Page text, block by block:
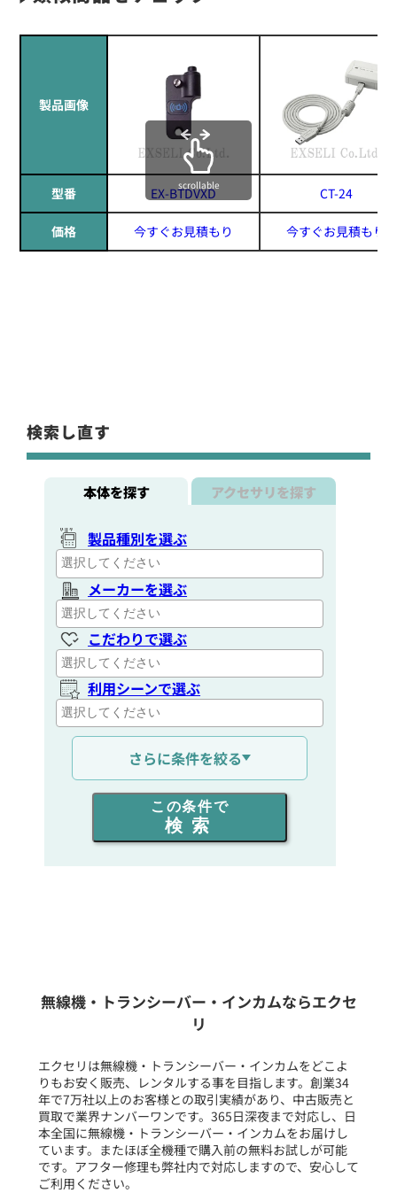
製品画像
型番 EX-BTDVXD CT-24
価格 今すぐお見積もり 今すぐお見積もり
scrollable
検索し直す
本体を探す アクセサリを探す
製品種別を選ぶ
メーカーを選ぶ
こだわりで選ぶ
利用シーンで選ぶ
通信距離を選ぶ
出力を選ぶ
同時通話人数を選ぶ
フリーワード入力(製品名等)
選択条件をリセット
さらに条件を絞る
この条件で
検索
無線機・トランシーバー・インカムならエクセ
リ
エクセリは無線機・トランシーバー・インカムをどこよ
りもお安く販売、レンタルする事を目指します。創業34
年で7万社以上のお客様との取引実績があり、中古販売と
買取で業界ナンバーワンです。365日深夜まで対応し、日
本全国に無線機・トランシーバー・インカムをお届けし
ています。またほぼ全機種で購入前の無料お試しが可能
です。アフター修理も弊社内で対応しますので、安心して
ご利用ください。